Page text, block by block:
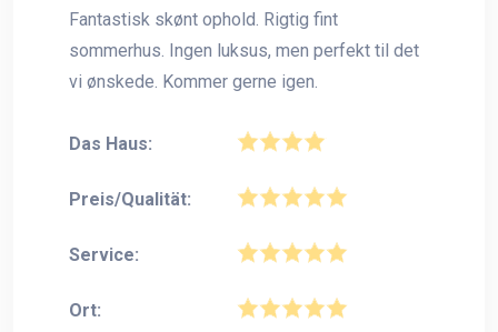
Fantastisk skønt ophold. Rigtig fint
sommerhus. Ingen luksus, men perfekt til det
vi ønskede. Kommer gerne igen.
Das Haus:
Preis/Qualität:
Service:
Ort: